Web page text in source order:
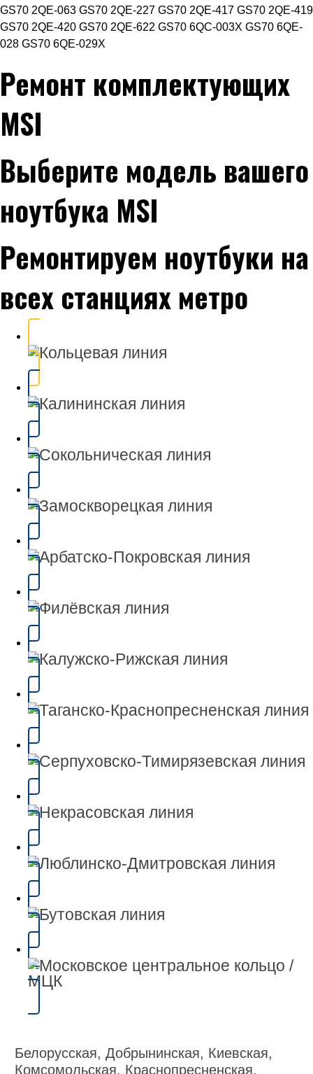
GS70 2QE-063 GS70 2QE-227 GS70 2QE-417 GS70 2QE-419
GS70 2QE-420 GS70 2QE-622 GS70 6QC-003X GS70 6QE-
028 GS70 6QE-029X
Ремонт комплектующих
MSI
Выберите модель вашего
ноутбука MSI
Ремонтируем ноутбуки на
всех станциях метро
Белорусская, Добрынинская, Киевская,
Комсомольская, Краснопресненская,